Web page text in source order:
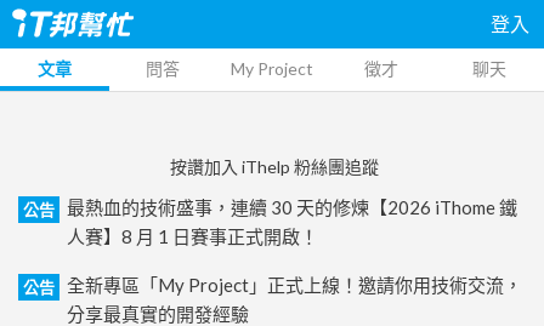
登入
文章 問答 My Project 徵才 聊天
按讚加入 iThelp 粉絲團追蹤
公告
最熱血的技術盛事，連續 30 天的修煉【2026 iThome 鐵
人賽】8 月 1 日賽事正式開啟！
公告
全新專區「My Project」正式上線！邀請你用技術交流，
分享最真實的開發經驗